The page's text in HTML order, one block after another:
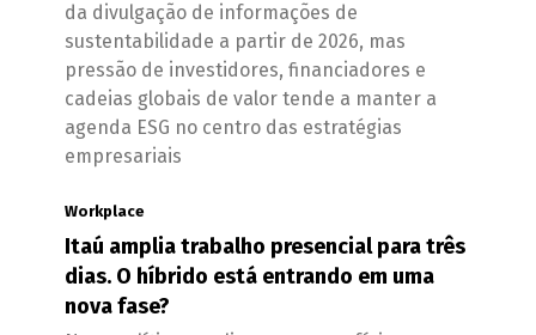
da divulgação de informações de
sustentabilidade a partir de 2026, mas
pressão de investidores, financiadores e
cadeias globais de valor tende a manter a
agenda ESG no centro das estratégias
empresariais
Workplace
Itaú amplia trabalho presencial para três
dias. O híbrido está entrando em uma
nova fase?